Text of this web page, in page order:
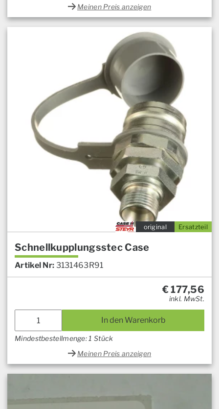
Meinen Preis anzeigen
Ersatzteil
original
Schnellkupplungsstec Case
Artikel Nr: 3131463R91
€177,56
inkl. MwSt.
In den Warenkorb
Mindestbestellmenge: 1 Stück
Meinen Preis anzeigen